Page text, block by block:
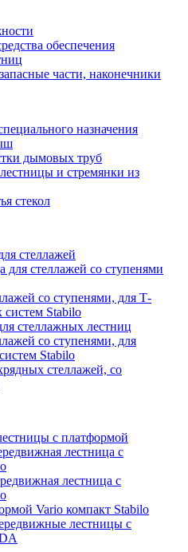
обеспечения
части, наконечники
назначения
дымовых труб
и стремянки из
стекол
стеллажей
для стеллажей со ступенями
со ступенями, для Т-
Stabilo
стеллажных лестниц
со ступенями, для
Stabilo
стеллажей, со
с платформой
лестница с
лестница с
Vario компакт Stabilo
лестницы с